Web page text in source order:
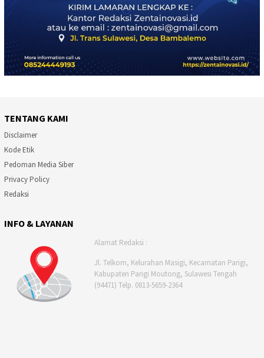
TENTANG KAMI
Disclaimer
Kode Etik
Pedoman Media Siber
Privacy Policy
Redaksi
INFO & LAYANAN
Alamat Redaksi :
Jl. Telkom, Kelurahan Masigi, Kecamatan Parigi,
Kabupaten Parigi Moutong, Sulawesi Tengah
(94471) Telp. 0813-5659-2364